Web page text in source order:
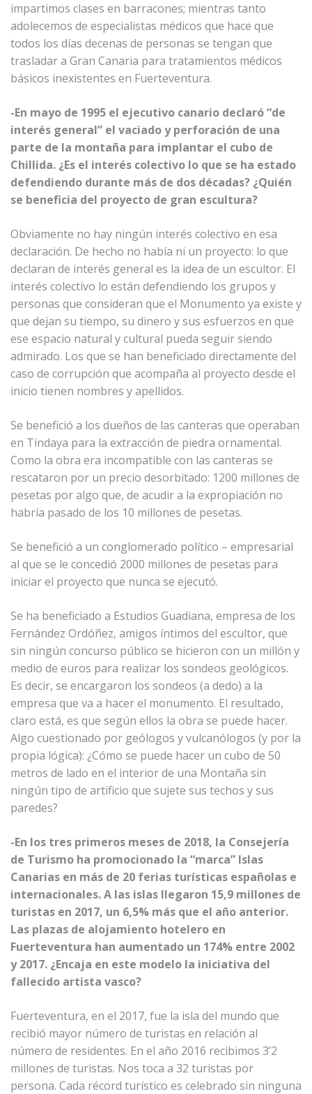
impartimos clases en barracones; mientras tanto
adolecemos de especialistas médicos que hace que
todos los días decenas de personas se tengan que
trasladar a Gran Canaria para tratamientos médicos
básicos inexistentes en Fuerteventura.
-En mayo de 1995 el ejecutivo canario declaró “de
interés general” el vaciado y perforación de una
parte de la montaña para implantar el cubo de
Chillida. ¿Es el interés colectivo lo que se ha estado
defendiendo durante más de dos décadas? ¿Quién
se beneficia del proyecto de gran escultura?
Obviamente no hay ningún interés colectivo en esa
declaración. De hecho no había ni un proyecto: lo que
declaran de interés general es la idea de un escultor. El
interés colectivo lo están defendiendo los grupos y
personas que consideran que el Monumento ya existe y
que dejan su tiempo, su dinero y sus esfuerzos en que
ese espacio natural y cultural pueda seguir siendo
admirado. Los que se han beneficiado directamente del
caso de corrupción que acompaña al proyecto desde el
inicio tienen nombres y apellidos.
Se benefició a los dueños de las canteras que operaban
en Tindaya para la extracción de piedra ornamental.
Como la obra era incompatible con las canteras se
rescataron por un precio desorbitado: 1200 millones de
pesetas por algo que, de acudir a la expropiación no
habría pasado de los 10 millones de pesetas.
Se benefició a un conglomerado político – empresarial
al que se le concedió 2000 millones de pesetas para
iniciar el proyecto que nunca se ejecutó.
Se ha beneficiado a Estudios Guadiana, empresa de los
Fernández Ordóñez, amigos íntimos del escultor, que
sin ningún concurso público se hicieron con un millón y
medio de euros para realizar los sondeos geológicos.
Es decir, se encargaron los sondeos (a dedo) a la
empresa que va a hacer el monumento. El resultado,
claro está, es que según ellos la obra se puede hacer.
Algo cuestionado por geólogos y vulcanólogos (y por la
propia lógica): ¿Cómo se puede hacer un cubo de 50
metros de lado en el interior de una Montaña sin
ningún tipo de artificio que sujete sus techos y sus
paredes?
-En los tres primeros meses de 2018, la Consejería
de Turismo ha promocionado la “marca” Islas
Canarias en más de 20 ferias turísticas españolas e
internacionales. A las islas llegaron 15,9 millones de
turistas en 2017, un 6,5% más que el año anterior.
Las plazas de alojamiento hotelero en
Fuerteventura han aumentado un 174% entre 2002
y 2017. ¿Encaja en este modelo la iniciativa del
fallecido artista vasco?
Fuerteventura, en el 2017, fue la isla del mundo que
recibió mayor número de turistas en relación al
número de residentes. En el año 2016 recibimos 3’2
millones de turistas. Nos toca a 32 turistas por
persona. Cada récord turístico es celebrado sin ninguna